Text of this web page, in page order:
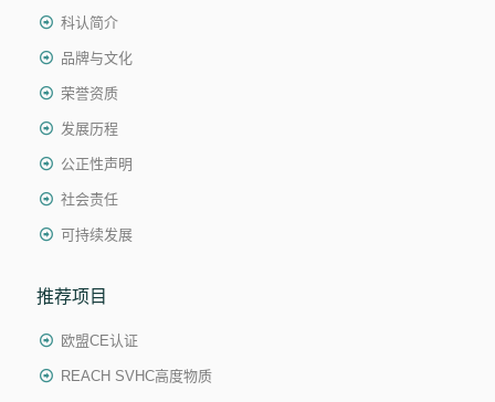
科认简介
品牌与文化
荣誉资质
发展历程
公正性声明
社会责任
可持续发展
推荐项目
欧盟CE认证
REACH SVHC高度物质